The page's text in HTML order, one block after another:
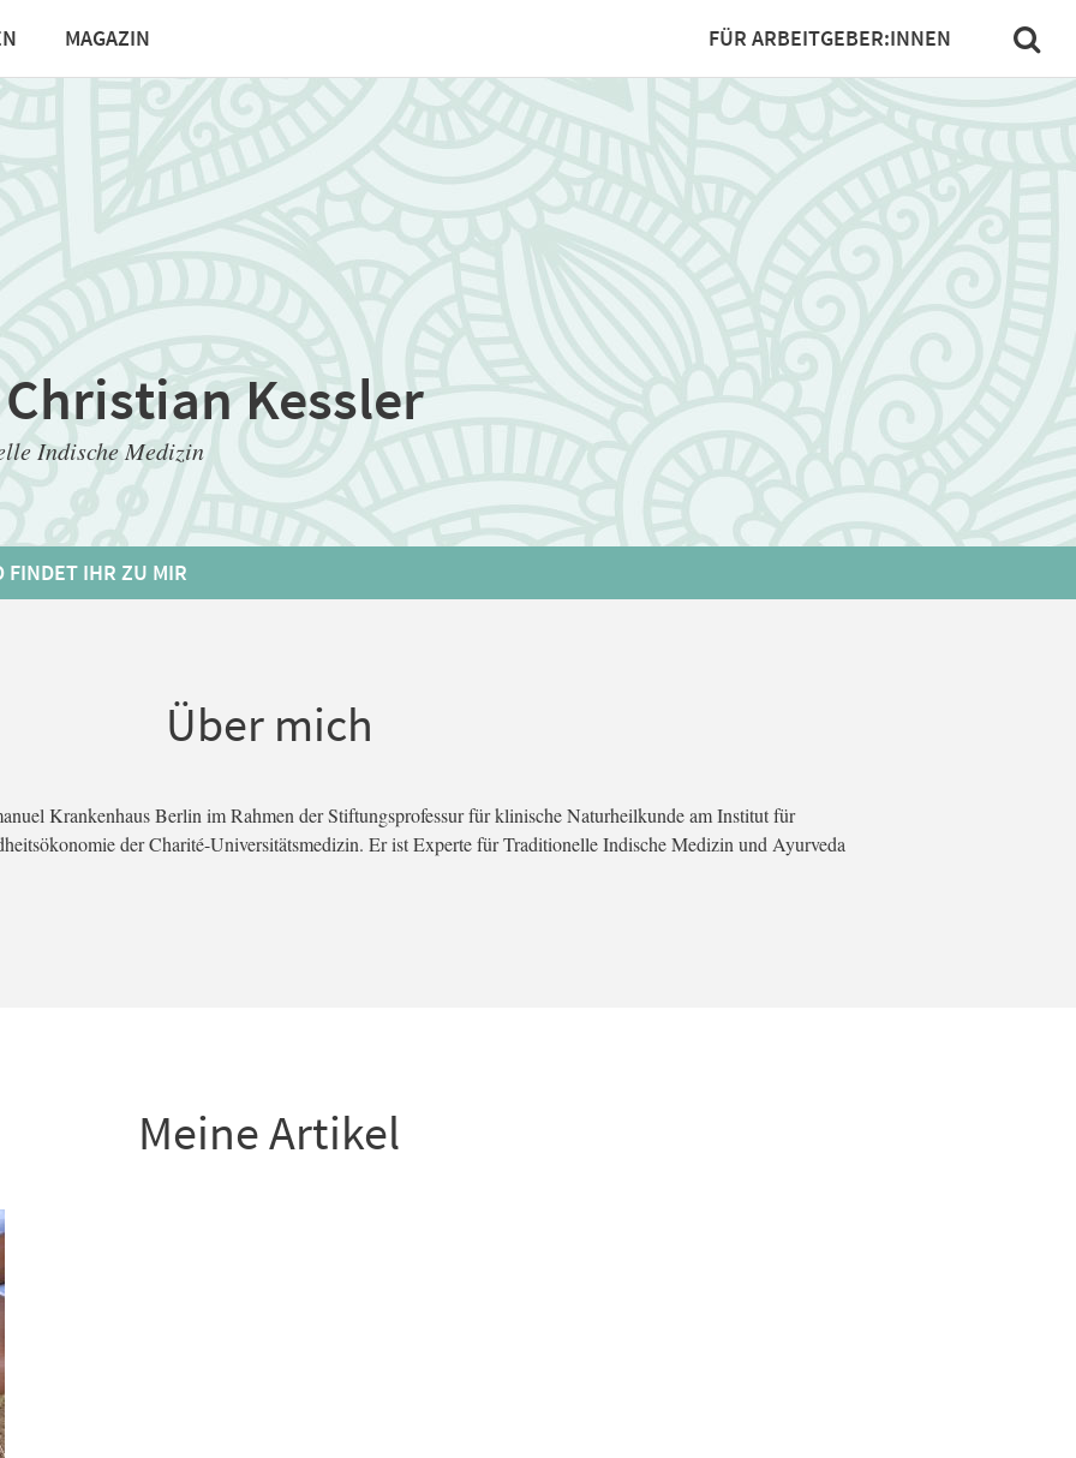
MAGAZIN FÜR ARBEITGEBER:INNEN
Kessler
Indische Medizin
FINDET IHR ZU MIR
Über mich
Krankenhaus Berlin im Rahmen der Stiftungsprofessur für klinische Naturheilkunde am Institut für
der Charité-Universitätsmedizin. Er ist Experte für Traditionelle Indische Medizin und Ayurveda
Meine Artikel